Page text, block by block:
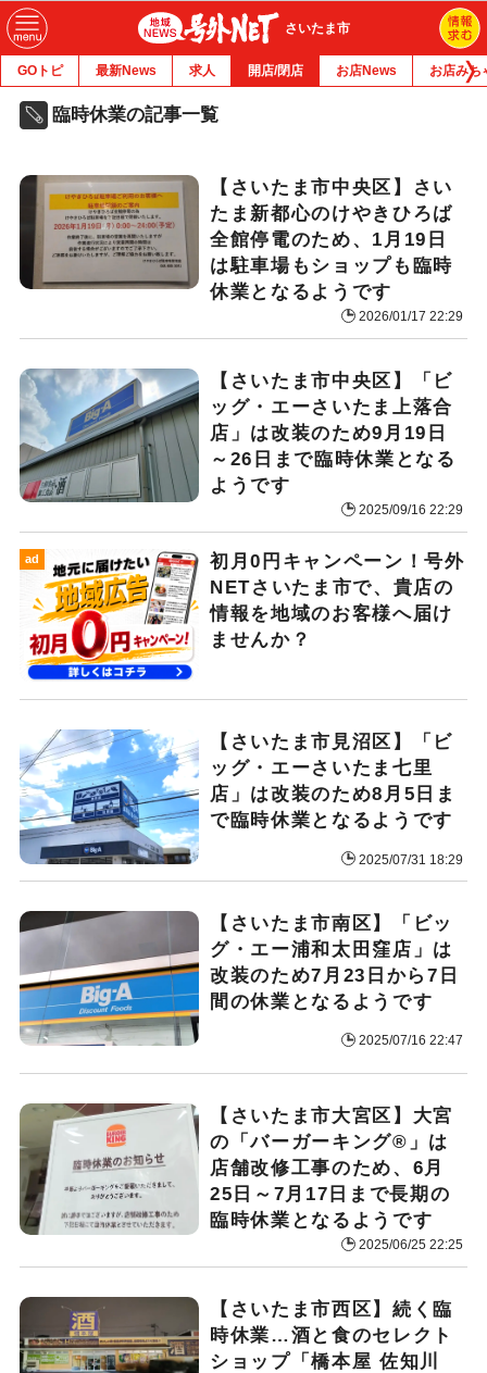
さいたま市
GOトピ 最新News 求人 開店/閉店 お店News お店みち
臨時休業の記事一覧
【さいたま市中央区】さい
たま新都心のけやきひろば
全館停電のため、1月19日
は駐車場もショップも臨時
休業となるようです
2026/01/17 22:29
【さいたま市中央区】「ビ
ッグ・エーさいたま上落合
店」は改装のため9月19日
～26日まで臨時休業となる
ようです
2025/09/16 22:29
ad
初月0円キャンペーン！号外
NETさいたま市で、貴店の
情報を地域のお客様へ届け
ませんか？
【さいたま市見沼区】「ビ
ッグ・エーさいたま七里
店」は改装のため8月5日ま
で臨時休業となるようです
2025/07/31 18:29
【さいたま市南区】「ビッ
グ・エー浦和太田窪店」は
改装のため7月23日から7日
間の休業となるようです
2025/07/16 22:47
【さいたま市大宮区】大宮
の「バーガーキング®」は
店舗改修工事のため、6月
25日～7月17日まで長期の
臨時休業となるようです
2025/06/25 22:25
【さいたま市西区】続く臨
時休業…酒と食のセレクト
ショップ「橋本屋 佐知川